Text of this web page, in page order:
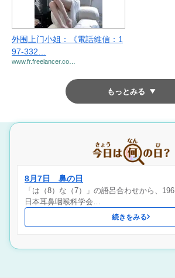
外围上门小姐：《電話維信：1
97-332…
www.fr.freelancer.co…
もっとみる
8月7日 鼻の日
「は（8）な（7）」の語呂合わせから、
日本耳鼻咽喉科学会…
続きをみる